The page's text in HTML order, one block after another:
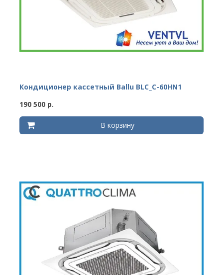
Кондиционер кассетный Ballu BLC_C-60HN1
190 500 р.
В корзину